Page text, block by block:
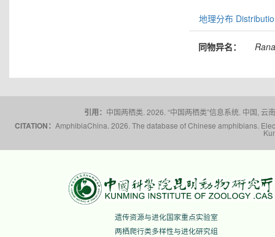
地理分布
同物异名： Rana
引用： 中国两栖类. 2026. “中国两栖类”信息系统. 中国,
CITATION： AmphibiaChina. 2026. The database of Chinese amphibians.
遗传资源与进化国家重点实验室
两栖爬行类多样性与进化研究组